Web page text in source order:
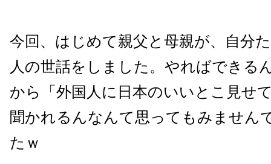
今回、はじめて親父と母親が、自分
人の世話をしました。やればできる
から「外国人に日本のいいとこ見せ
聞かれるんなんて思ってもみません
たｗ